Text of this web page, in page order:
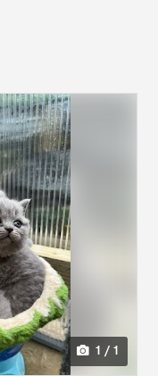
1 / 1